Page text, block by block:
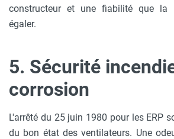
constructeur et une fiabilité que la
égaler.
5. Sécurité
corrosion
L'arrêté du 25 juin 1980 pour les ERP
du bon état des ventilateurs. Une